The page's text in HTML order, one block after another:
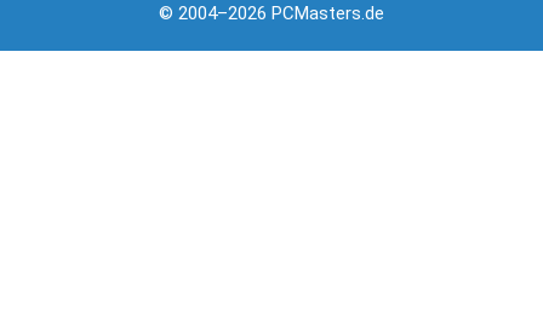
© 2004–2026 PCMasters.de